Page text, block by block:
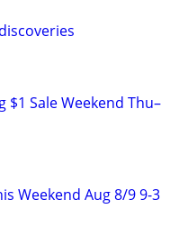
$1 Sale Weekend Thu–
Weekend Aug 8/9 9-3